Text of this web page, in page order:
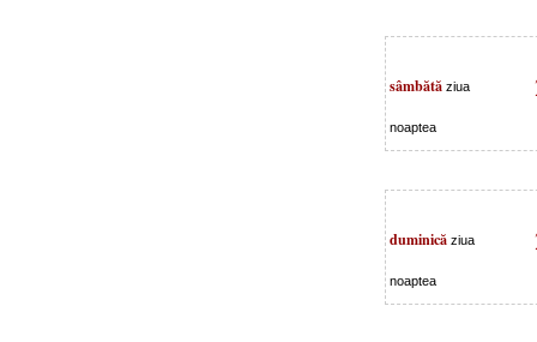
sâmbătă ziua
noaptea
duminică ziua
noaptea